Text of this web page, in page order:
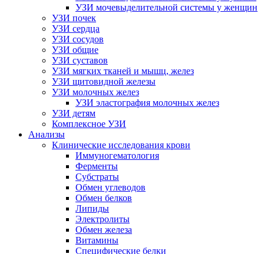
УЗИ мочевыделительной системы у женщин
УЗИ почек
УЗИ сердца
УЗИ сосудов
УЗИ общие
УЗИ суставов
УЗИ мягких тканей и мышц, желез
УЗИ щитовидной железы
УЗИ молочных желез
УЗИ эластография молочных желез
УЗИ детям
Комплексное УЗИ
Анализы
Клинические исследования крови
Иммуногематология
Ферменты
Субстраты
Обмен углеводов
Обмен белков
Липиды
Электролиты
Обмен железа
Витамины
Специфические белки